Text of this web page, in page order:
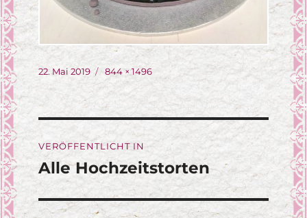
Veröffentlicht
22. Mai 2019 Originalgröße
844 × 1496
Beitragsnavigation
VERÖFFENTLICHT IN
Alle Hochzeitstorten